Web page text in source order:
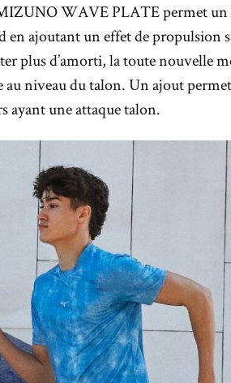
WAVE PLATE permet
en ajoutant un effet de propulsion
plus d’amorti, la toute nouvelle
niveau du talon. Un ajout
ayant une attaque talon.